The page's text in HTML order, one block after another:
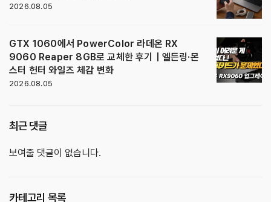
2026.08.05
GTX 1060에서 PowerColor 라데온 RX
9060 Reaper 8GB로 교체한 후기｜엘든링·몬
스터 헌터 와일즈 체감 변화
2026.08.05
최근 댓글
보여줄 댓글이 없습니다.
카테고리 목록